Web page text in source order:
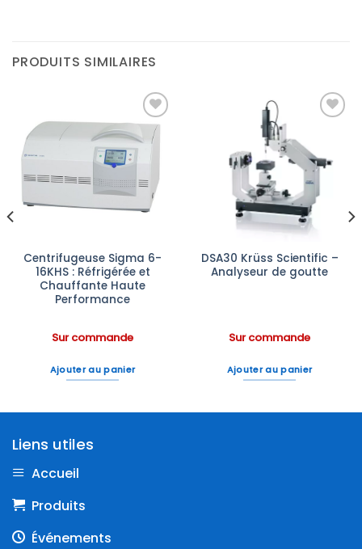
PRODUITS SIMILAIRES
Ajouter
à la liste
d’envies
Centrifugeuse Sigma 6-
16KHS : Réfrigérée et
Chauffante Haute
Performance
Sur commande
Ajouter au panier
Ajouter
à la liste
d’envies
DSA30 Krüss Scientific –
Analyseur de goutte
Sur commande
Ajouter au panier
Liens utiles
Accueil
Produits
Événements